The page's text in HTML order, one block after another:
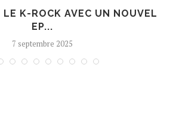
LE K-ROCK AVEC UN NOUVEL
EP...
7 septembre 2025